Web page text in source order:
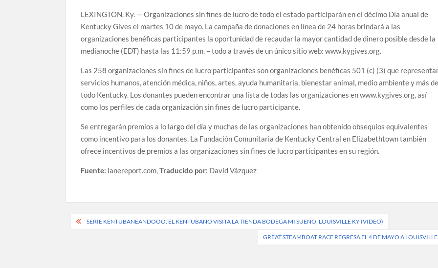
LEXINGTON, Ky. — Organizaciones sin fines de lucro de todo el estado participarán en el décimo Día anual de
Kentucky Gives el martes 10 de mayo. La campaña de donaciones en línea de 24 horas brindará a las
organizaciones benéficas participantes la oportunidad de recaudar la mayor cantidad de dinero posible desde la
medianoche (EDT) hasta las 11:59 p.m. – todo a través de un único sitio web: www.kygives.org.
Las 258 organizaciones sin fines de lucro participantes son organizaciones benéficas 501 (c) (3) que
servicios humanos, atención médica, niños, artes, ayuda humanitaria, bienestar animal, medio ambiente y más de
todo Kentucky. Los donantes pueden encontrar una lista de todas las organizaciones en www.kygives.org, así
como los perfiles de cada organización sin fines de lucro participante.
Se entregarán premios a lo largo del día y muchas de las organizaciones han obtenido obsequios equivalentes
como incentivo para los donantes. La Fundación Comunitaria de Kentucky Central en Elizabethtown también
ofrece incentivos de premios a las organizaciones sin fines de lucro participantes en su región.
Fuente: lanereport.com,Traducido por: David Vázquez
PostSERIE KENTUBANEANDOOO: EL KENTUBANO VISITA LA TIENDA BODEGA MI SUEÑO, LOUISVILLE KY (VIDEO)
GREAT STEAMBOAT RACE REGRESA EL 4 DE MAYO A LOUISVILLE.